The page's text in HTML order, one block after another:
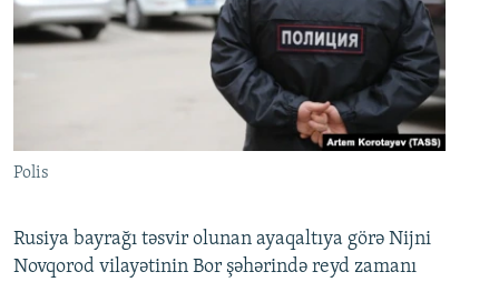
Polis
Rusiya bayrağı təsvir olunan ayaqaltıya görə Nijni
Novqorod vilayətinin Bor şəhərində reyd zamanı